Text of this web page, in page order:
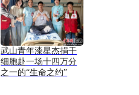
武山青年漆星杰捐干
细胞赴一场十四万分
之一的“生命之约”